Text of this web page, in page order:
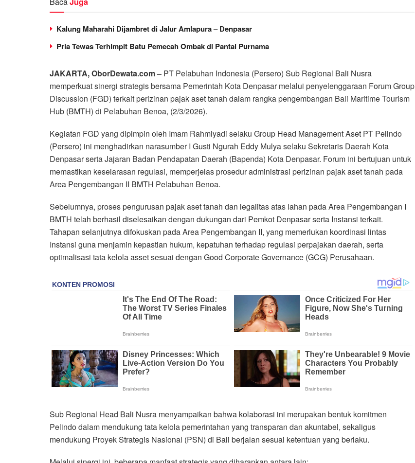
Kalung Maharahi Dijambret di Jalur Amlapura – Denpasar
Pria Tewas Terhimpit Batu Pemecah Ombak di Pantai Purnama
JAKARTA, OborDewata.com – PT Pelabuhan Indonesia (Persero) Sub Regional Bali Nusra
memperkuat sinergi strategis bersama Pemerintah Kota Denpasar melalui penyelenggaraan Forum Group
Discussion (FGD) terkait perizinan pajak aset tanah dalam rangka pengembangan Bali Maritime Tourism
Hub (BMTH) di Pelabuhan Benoa, (2/3/2026).
Kegiatan FGD yang dipimpin oleh Imam Rahmiyadi selaku Group Head Management Aset PT Pelindo
(Persero) ini menghadirkan narasumber I Gusti Ngurah Eddy Mulya selaku Sekretaris Daerah Kota
Denpasar serta Jajaran Badan Pendapatan Daerah (Bapenda) Kota Denpasar. Forum ini bertujuan untuk
memastikan keselarasan regulasi, memperjelas prosedur administrasi perizinan pajak aset tanah pada
Area Pengembangan II BMTH Pelabuhan Benoa.
Sebelumnya, proses pengurusan pajak aset tanah dan legalitas atas lahan pada Area Pengembangan I
BMTH telah berhasil diselesaikan dengan dukungan dari Pemkot Denpasar serta Instansi terkait.
Tahapan selanjutnya difokuskan pada Area Pengembangan II, yang memerlukan koordinasi lintas
Instansi guna menjamin kepastian hukum, kepatuhan terhadap regulasi perpajakan daerah, serta
optimalisasi tata kelola asset sesuai dengan Good Corporate Governance (GCG) Perusahaan.
Sub Regional Head Bali Nusra menyampaikan bahwa kolaborasi ini merupakan bentuk komitmen
Pelindo dalam mendukung tata kelola pemerintahan yang transparan dan akuntabel, sekaligus
mendukung Proyek Strategis Nasional (PSN) di Bali berjalan sesuai ketentuan yang berlaku.